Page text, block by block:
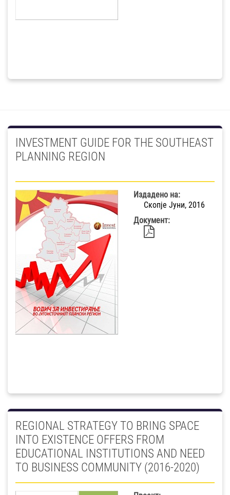
INVESTMENT GUIDE FOR THE SOUTHEAST
PLANNING REGION
Издадено на:
Скопје Јуни, 2016
Документ:
REGIONAL STRATEGY TO BRING SPACE
INTO EXISTENCE OFFERS FROM
EDUCATIONAL INSTITUTIONS AND NEED
TO BUSINESS COMMUNITY (2016-2020)